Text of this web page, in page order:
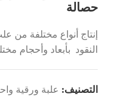
حصالة
إنتاج أنواع مختلفة من
النقود بأبعاد وأحجام
التصنيف: علبة ورقية